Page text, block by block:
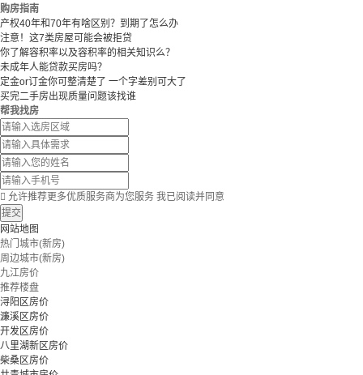
购房指南
产权40年和70年有啥区别？到期了怎么办
注意！这7类房屋可能会被拒贷
你了解容积率以及容积率的相关知识么？
未成年人能贷款买房吗？
定金or订金你可整清楚了 一个字差别可大了
买完二手房出现质量问题该找谁
帮我找房
 允许推荐更多优质服务商为您服务 我已阅读并同意
提交
网站地图
热门城市(新房)
周边城市(新房)
九江房价
推荐楼盘
浔阳区房价
濂溪区房价
开发区房价
八里湖新区房价
柴桑区房价